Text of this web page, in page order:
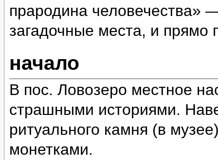
прародина человечества»
загадочные места, и
начало
В пос. Ловозеро местное
страшными историями.
ритуального камня (в
монетками.